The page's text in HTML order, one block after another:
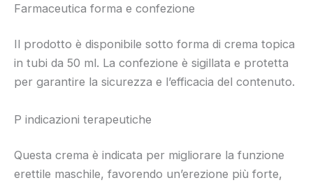
Farmaceutica forma e confezione
Il prodotto è disponibile sotto forma di crema topica
in tubi da 50 ml. La confezione è sigillata e protetta
per garantire la sicurezza e l’efficacia del contenuto.
P indicazioni terapeutiche
Questa crema è indicata per migliorare la funzione
erettile maschile, favorendo un’erezione più forte,